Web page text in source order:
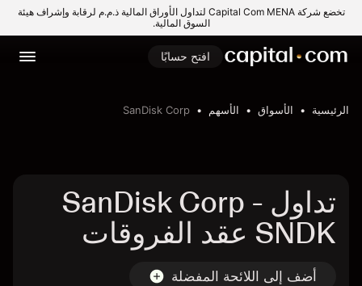
تخضع شركة Capital Com MENA لتداول الأوراق المالية ذ.م.م لرقابة وإشراف هيئة
السوق المالية.
افتح حسابًا
الرئيسية الأسواق الأسهم SanDisk Corp
تداول SanDisk Corp -
SNDK عقد الفروقات
أضف إلى اللائحة المفضلة